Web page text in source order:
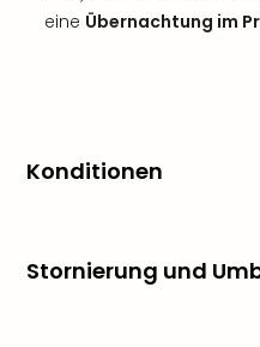
eine Übernachtung im
Konditionen
Stornierung und